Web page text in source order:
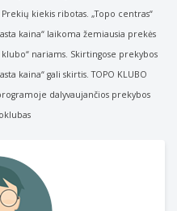
kiekis ribotas. „Topo centras“
kaina“ laikoma žemiausia prekės
nariams. Skirtingose prekybos
kaina“ gali skirtis. TOPO KLUBO
dalyvaujančios prekybos